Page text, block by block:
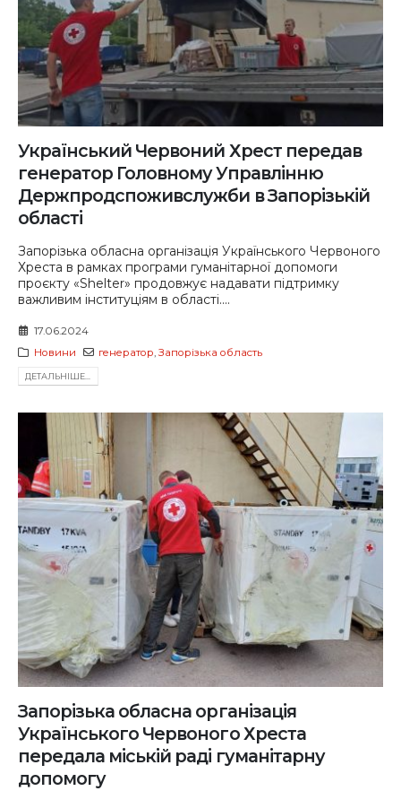
Український Червоний Хрест передав
генератор Головному Управлінню
Держпродспоживслужби в Запорізькій
області
Запорізька обласна організація Українського Червоного
Хреста в рамках програми гуманітарної допомоги
проєкту «Shelter» продовжує надавати підтримку
важливим інституціям в області....
17.06.2024
Новини
генератор,Запорізька область
ДЕТАЛЬНIШЕ...
Запорізька обласна організація
Українського Червоного Хреста
передала міській раді гуманітарну
допомогу